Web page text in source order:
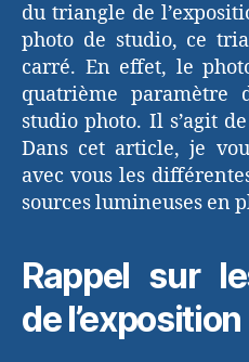
du triangle de
photo de studio, ce
carré. En effet, le
quatrième paramètre
studio photo. Il s’agit
Dans cet article, je
avec vous les
sources lumineuses en
Rappel sur
de l’exposition